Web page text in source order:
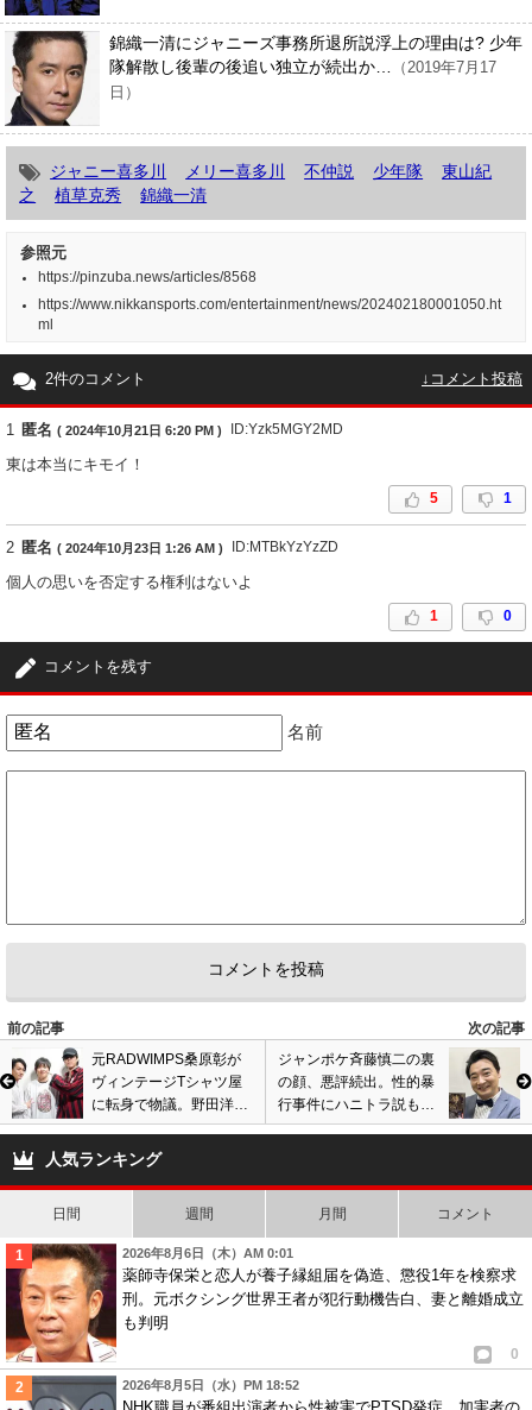
錦織一清にジャニーズ事務所退所説浮上の理由は? 少年
隊解散し後輩の後追い独立が続出か…
（2019年7月17
日）
ジャニー喜多川 メリー喜多川 不仲説 少年隊
東山紀
之
植草克秀 錦織一清
参照元
https://pinzuba.news/articles/8568
https://www.nikkansports.com/entertainment/news/202402180001050.ht
ml
2件のコメント ↓コメント投稿
1 匿名 ( 2024年10月21日 6:20 PM ) ID:Yzk5MGY2MD
東は本当にキモイ！
5 1
2 匿名 ( 2024年10月23日 1:26 AM ) ID:MTBkYzYzZD
個人の思いを否定する権利はないよ
1 0
コメントを残す
名前
前の記事
次の記事
元RADWIMPS桑原彰が
ヴィンテージTシャツ屋
に転身で物議。野田洋次
郎が苦言の過去あり、ネ
ットで賛否両論。
ジャンポケ斉藤慎二の裏
の顔、悪評続出。性的暴
行事件にハニトラ説も虚
言癖あり、家族や吉本興
人気ランキング
日間 週間 月間 コメント
2026年8月6日（木）AM 0:01
薬師寺保栄と恋人が養子縁組届を偽造、懲役1年を検察求
刑。元ボクシング世界王者が犯行動機告白、妻と離婚成立
も判明
0
2026年8月5日（水）PM 18:52